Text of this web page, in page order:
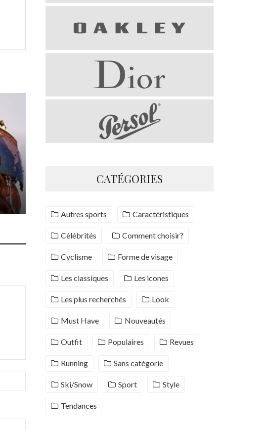
CATÉGORIES
Autres sports Caractéristiques
Célébrités Comment choisir?
Cyclisme Forme de visage
Les classiques Les icones
Les plus recherchés Look
Must Have Nouveautés
Outfit Populaires Revues
Running Sans catégorie
Ski/Snow Sport Style
Tendances